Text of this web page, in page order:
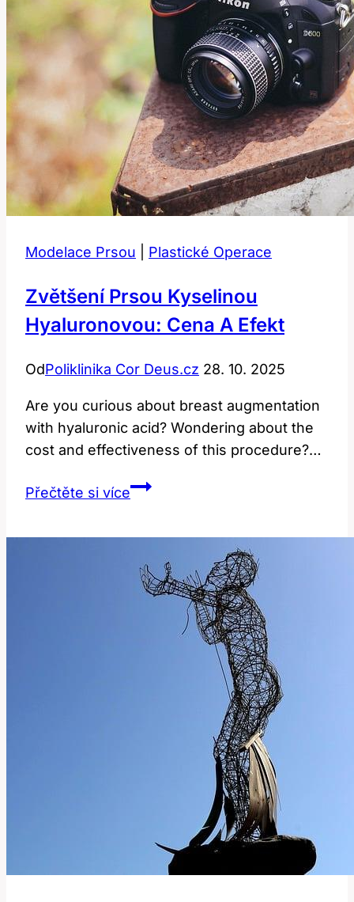
Modelace Prsou Plastické Operace
Zvětšení Prsou Kyselinou
Hyaluronovou: Cena A Efekt
OdPoliklinika Cor Deus.cz 28. 10. 2025
Are you curious about breast augmentation
with hyaluronic acid? Wondering⁣ about ⁤the
‍cost‍ and effectiveness‍ of this procedure?…
Přečtěte si víceZvětšení
hyaluronovou:
Cena